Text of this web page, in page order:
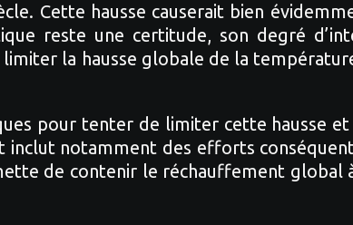
Cette hausse causerait bien
reste une certitude, son degré
la hausse globale de la
pour tenter de limiter cette hausse et
inclut notamment des efforts
de contenir le réchauffement global